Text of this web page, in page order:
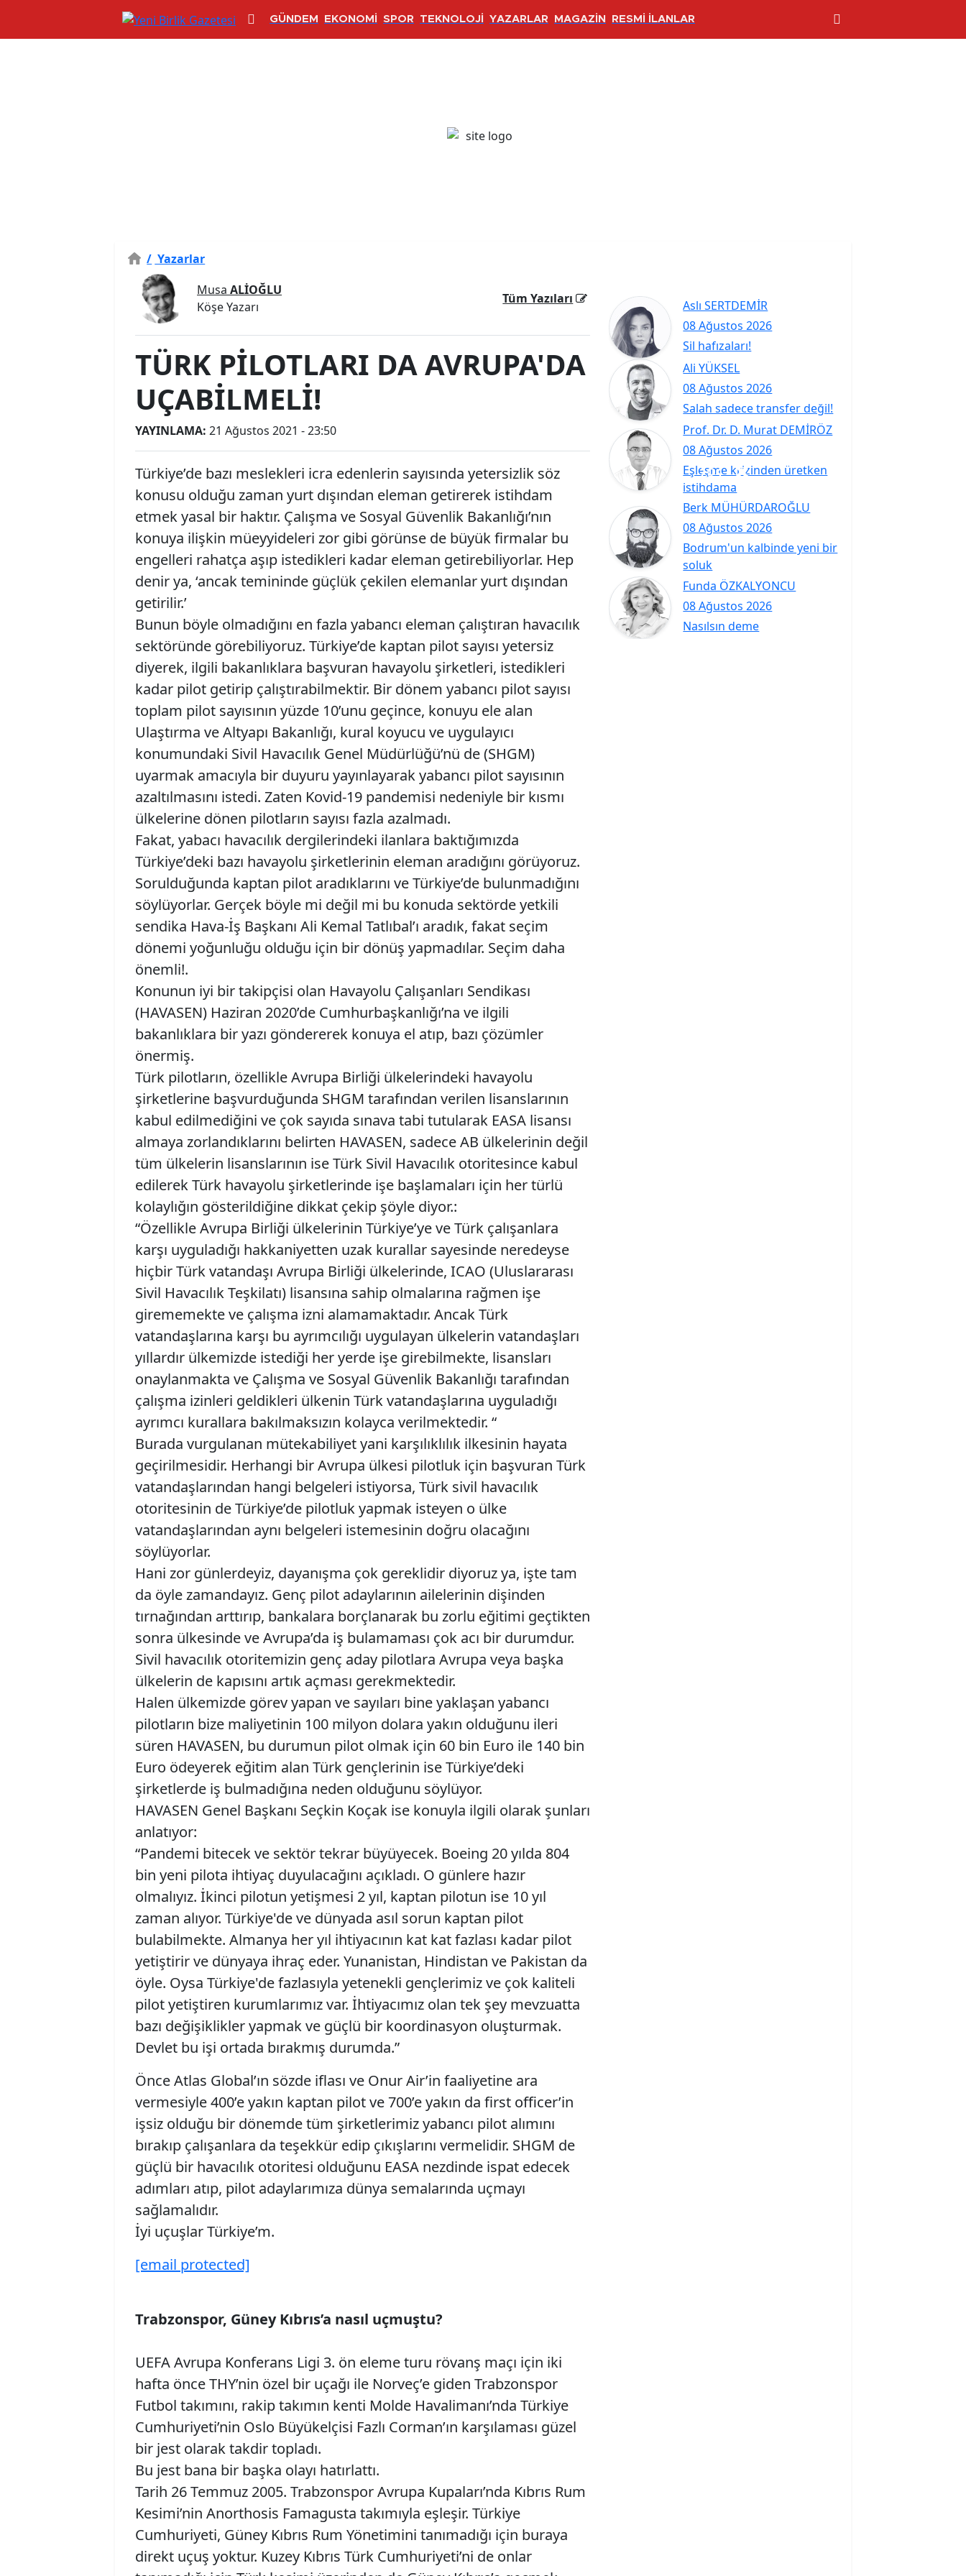
GÜNDEM EKONOMİ SPOR TEKNOLOJİ YAZARLAR MAGAZİN RESMİ İLANLAR
/ Yazarlar
Musa ALİOĞLU
Köşe Yazarı
Tüm Yazıları
TÜRK PİLOTLARI DA AVRUPA'DA
UÇABİLMELİ!
YAYINLAMA: 21 Ağustos 2021 - 23:50
Türkiye’de bazı meslekleri icra edenlerin sayısında yetersizlik söz
konusu olduğu zaman yurt dışından eleman getirerek istihdam
etmek yasal bir haktır. Çalışma ve Sosyal Güvenlik Bakanlığı’nın
konuya ilişkin müeyyideleri zor gibi görünse de büyük firmalar bu
engelleri rahatça aşıp istedikleri kadar eleman getirebiliyorlar. Hep
denir ya, ‘ancak temininde güçlük çekilen elemanlar yurt dışından
getirilir.’
Bunun böyle olmadığını en fazla yabancı eleman çalıştıran havacılık
sektöründe görebiliyoruz. Türkiye’de kaptan pilot sayısı yetersiz
diyerek, ilgili bakanlıklara başvuran havayolu şirketleri, istedikleri
kadar pilot getirip çalıştırabilmektir. Bir dönem yabancı pilot sayısı
toplam pilot sayısının yüzde 10’unu geçince, konuyu ele alan
Ulaştırma ve Altyapı Bakanlığı, kural koyucu ve uygulayıcı
konumundaki Sivil Havacılık Genel Müdürlüğü’nü de (SHGM)
uyarmak amacıyla bir duyuru yayınlayarak yabancı pilot sayısının
azaltılmasını istedi. Zaten Kovid-19 pandemisi nedeniyle bir kısmı
ülkelerine dönen pilotların sayısı fazla azalmadı.
Fakat, yabacı havacılık dergilerindeki ilanlara baktığımızda
Türkiye’deki bazı havayolu şirketlerinin eleman aradığını görüyoruz.
Sorulduğunda kaptan pilot aradıklarını ve Türkiye’de bulunmadığını
söylüyorlar. Gerçek böyle mi değil mi bu konuda sektörde yetkili
sendika Hava-İş Başkanı Ali Kemal Tatlıbal’ı aradık, fakat seçim
dönemi yoğunluğu olduğu için bir dönüş yapmadılar. Seçim daha
önemli!.
Konunun iyi bir takipçisi olan Havayolu Çalışanları Sendikası
(HAVASEN) Haziran 2020’de Cumhurbaşkanlığı’na ve ilgili
bakanlıklara bir yazı göndererek konuya el atıp, bazı çözümler
önermiş.
Türk pilotların, özellikle Avrupa Birliği ülkelerindeki havayolu
şirketlerine başvurduğunda SHGM tarafından verilen lisanslarının
kabul edilmediğini ve çok sayıda sınava tabi tutularak EASA lisansı
almaya zorlandıklarını belirten HAVASEN, sadece AB ülkelerinin değil
tüm ülkelerin lisanslarının ise Türk Sivil Havacılık otoritesince kabul
edilerek Türk havayolu şirketlerinde işe başlamaları için her türlü
kolaylığın gösterildiğine dikkat çekip şöyle diyor.:
“Özellikle Avrupa Birliği ülkelerinin Türkiye’ye ve Türk çalışanlara
karşı uyguladığı hakkaniyetten uzak kurallar sayesinde neredeyse
hiçbir Türk vatandaşı Avrupa Birliği ülkelerinde, ICAO (Uluslararası
Sivil Havacılık Teşkilatı) lisansına sahip olmalarına rağmen işe
girememekte ve çalışma izni alamamaktadır. Ancak Türk
vatandaşlarına karşı bu ayrımcılığı uygulayan ülkelerin vatandaşları
yıllardır ülkemizde istediği her yerde işe girebilmekte, lisansları
onaylanmakta ve Çalışma ve Sosyal Güvenlik Bakanlığı tarafından
çalışma izinleri geldikleri ülkenin Türk vatandaşlarına uyguladığı
ayrımcı kurallara bakılmaksızın kolayca verilmektedir. “
Burada vurgulanan mütekabiliyet yani karşılıklılık ilkesinin hayata
geçirilmesidir. Herhangi bir Avrupa ülkesi pilotluk için başvuran Türk
vatandaşlarından hangi belgeleri istiyorsa, Türk sivil havacılık
otoritesinin de Türkiye’de pilotluk yapmak isteyen o ülke
vatandaşlarından aynı belgeleri istemesinin doğru olacağını
söylüyorlar.
Hani zor günlerdeyiz, dayanışma çok gereklidir diyoruz ya, işte tam
da öyle zamandayız. Genç pilot adaylarının ailelerinin dişinden
tırnağından arttırıp, bankalara borçlanarak bu zorlu eğitimi geçtikten
sonra ülkesinde ve Avrupa’da iş bulamaması çok acı bir durumdur.
Sivil havacılık otoritemizin genç aday pilotlara Avrupa veya başka
ülkelerin de kapısını artık açması gerekmektedir.
Halen ülkemizde görev yapan ve sayıları bine yaklaşan yabancı
pilotların bize maliyetinin 100 milyon dolara yakın olduğunu ileri
süren HAVASEN, bu durumun pilot olmak için 60 bin Euro ile 140 bin
Euro ödeyerek eğitim alan Türk gençlerinin ise Türkiye’deki
şirketlerde iş bulmadığına neden olduğunu söylüyor.
HAVASEN Genel Başkanı Seçkin Koçak ise konuyla ilgili olarak şunları
anlatıyor:
“Pandemi bitecek ve sektör tekrar büyüyecek. Boeing 20 yılda 804
bin yeni pilota ihtiyaç duyulacağını açıkladı. O günlere hazır
olmalıyız. İkinci pilotun yetişmesi 2 yıl, kaptan pilotun ise 10 yıl
zaman alıyor. Türkiye'de ve dünyada asıl sorun kaptan pilot
bulabilmekte. Almanya her yıl ihtiyacının kat kat fazlası kadar pilot
yetiştirir ve dünyaya ihraç eder. Yunanistan, Hindistan ve Pakistan da
öyle. Oysa Türkiye'de fazlasıyla yetenekli gençlerimiz ve çok kaliteli
pilot yetiştiren kurumlarımız var. İhtiyacımız olan tek şey mevzuatta
bazı değişiklikler yapmak ve güçlü bir koordinasyon oluşturmak.
Devlet bu işi ortada bırakmış durumda.”
Önce Atlas Global’ın sözde iflası ve Onur Air’in faaliyetine ara
vermesiyle 400’e yakın kaptan pilot ve 700’e yakın da first officer’in
işsiz olduğu bir dönemde tüm şirketlerimiz yabancı pilot alımını
bırakıp çalışanlara da teşekkür edip çıkışlarını vermelidir. SHGM de
güçlü bir havacılık otoritesi olduğunu EASA nezdinde ispat edecek
adımları atıp, pilot adaylarımıza dünya semalarında uçmayı
sağlamalıdır.
İyi uçuşlar Türkiye’m.
[email protected]
Trabzonspor, Güney Kıbrıs’a nasıl uçmuştu?
UEFA Avrupa Konferans Ligi 3. ön eleme turu rövanş maçı için iki
hafta önce THY’nin özel bir uçağı ile Norveç’e giden Trabzonspor
Futbol takımını, rakip takımın kenti Molde Havalimanı’nda Türkiye
Cumhuriyeti’nin Oslo Büyükelçisi Fazlı Corman’ın karşılaması güzel
bir jest olarak takdir topladı.
Bu jest bana bir başka olayı hatırlattı.
Tarih 26 Temmuz 2005. Trabzonspor Avrupa Kupaları’nda Kıbrıs Rum
Kesimi’nin Anorthosis Famagusta takımıyla eşleşir. Türkiye
Cumhuriyeti, Güney Kıbrıs Rum Yönetimini tanımadığı için buraya
direkt uçuş yoktur. Kuzey Kıbrıs Türk Cumhuriyeti’ni de onlar
Aslı SERTDEMİR
08 Ağustos 2026
Sil hafızaları!
Ali YÜKSEL
08 Ağustos 2026
Salah sadece transfer değil!
Prof. Dr. D. Murat DEMİRÖZ
08 Ağustos 2026
Eşleşme krizinden üretken
istihdama
Berk MÜHÜRDAROĞLU
08 Ağustos 2026
Bodrum'un kalbinde yeni bir
soluk
Funda ÖZKALYONCU
08 Ağustos 2026
Nasılsın deme